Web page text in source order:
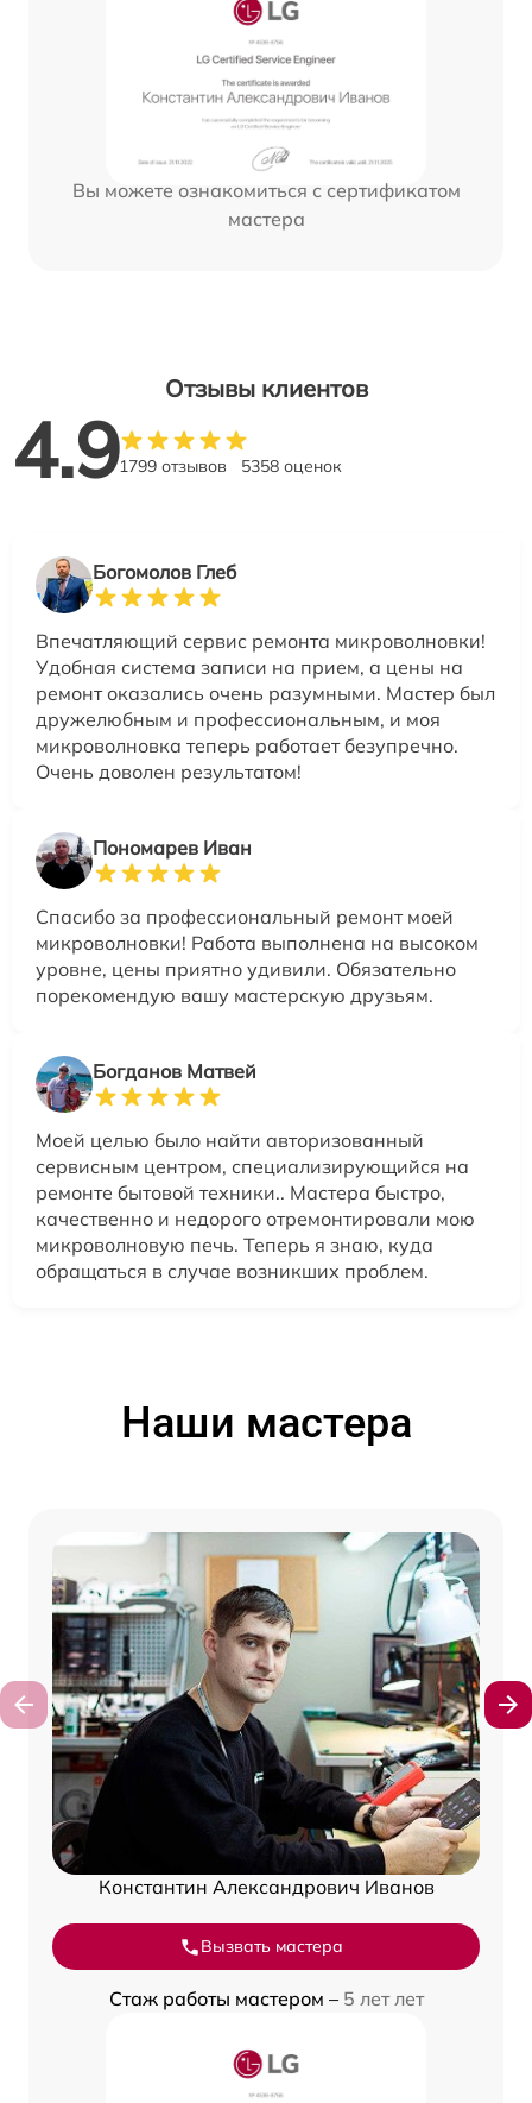
Вы можете ознакомиться с сертификатом
мастера
Отзывы клиентов
4.91799 отзывов 5358 оценок
Богомолов Глеб
Впечатляющий сервис ремонта микроволновки!
Удобная система записи на прием, а цены на
ремонт оказались очень разумными. Мастер был
дружелюбным и профессиональным, и моя
микроволновка теперь работает безупречно.
Очень доволен результатом!
Пономарев Иван
Спасибо за профессиональный ремонт моей
микроволновки! Работа выполнена на высоком
уровне, цены приятно удивили. Обязательно
порекомендую вашу мастерскую друзьям.
Богданов Матвей
Моей целью было найти авторизованный
сервисным центром, специализирующийся на
ремонте бытовой техники.. Мастера быстро,
качественно и недорого отремонтировали мою
микроволновую печь. Теперь я знаю, куда
обращаться в случае возникших проблем.
Наши мастера
Константин Александрович Иванов
Вызвать мастера
Стаж работы мастером – 5 лет лет